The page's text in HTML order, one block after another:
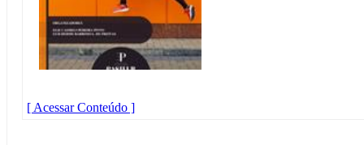
[ Acessar Conteúdo ]